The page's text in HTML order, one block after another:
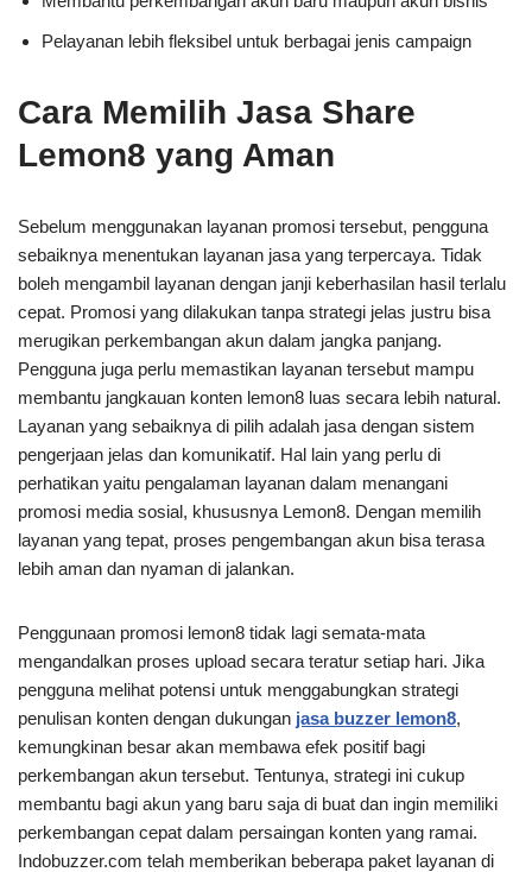
Pelayanan lebih fleksibel untuk berbagai jenis campaign
Cara Memilih Jasa Share
Lemon8 yang Aman
Sebelum menggunakan layanan promosi tersebut, pengguna
sebaiknya menentukan layanan jasa yang terpercaya. Tidak
boleh mengambil layanan dengan janji keberhasilan hasil terlalu
cepat. Promosi yang dilakukan tanpa strategi jelas justru bisa
merugikan perkembangan akun dalam jangka panjang.
Pengguna juga perlu memastikan layanan tersebut mampu
membantu jangkauan konten lemon8 luas secara lebih natural.
Layanan yang sebaiknya di pilih adalah jasa dengan sistem
pengerjaan jelas dan komunikatif. Hal lain yang perlu di
perhatikan yaitu pengalaman layanan dalam menangani
promosi media sosial, khususnya Lemon8. Dengan memilih
layanan yang tepat, proses pengembangan akun bisa terasa
lebih aman dan nyaman di jalankan.
Penggunaan promosi lemon8 tidak lagi semata-mata
mengandalkan proses upload secara teratur setiap hari. Jika
pengguna melihat potensi untuk menggabungkan strategi
penulisan konten dengan dukungan jasa buzzer lemon8,
kemungkinan besar akan membawa efek positif bagi
perkembangan akun tersebut. Tentunya, strategi ini cukup
membantu bagi akun yang baru saja di buat dan ingin memiliki
perkembangan cepat dalam persaingan konten yang ramai.
Indobuzzer.com telah memberikan beberapa paket layanan di